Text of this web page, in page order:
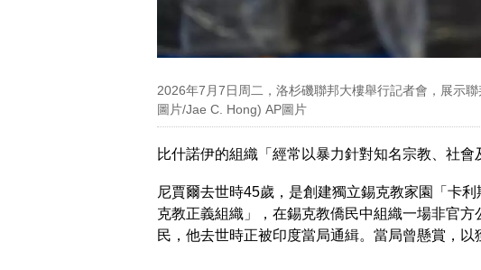
2026年7月7日周二，洛杉磯聯邦大樓舉行記者會，展示
圖片/Jae C. Hong) AP圖片
比什諾伊的組織「經常以暴力針對知名宗教、社會
尼賈爾去世時45歲，是創建獨立錫克教家園「卡
克教正義組織」，在錫克教僑民中組織一場非官
民，他去世時正被印度當局通緝。當局曾懸賞，以